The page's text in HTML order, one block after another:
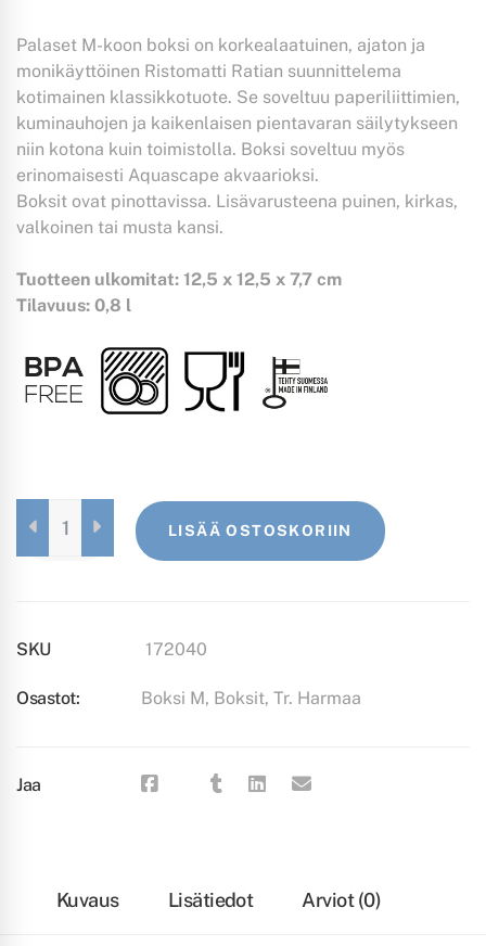
Palaset M-koon boksi on korkealaatuinen, ajaton ja
monikäyttöinen Ristomatti Ratian suunnittelema
kotimainen klassikkotuote. Se soveltuu paperiliittimien,
kuminauhojen ja kaikenlaisen pientavaran säilytykseen
niin kotona kuin toimistolla. Boksi soveltuu myös
erinomaisesti Aquascape akvaarioksi.
Boksit ovat pinottavissa. Lisävarusteena puinen, kirkas,
valkoinen tai musta kansi.
Tuotteen ulkomitat: 12,5 x 12,5 x 7,7 cm
Tilavuus: 0,8 l
TRANSPARENTTI
LISÄÄ OSTOSKORIIN
SKU 172040
Osastot: Boksi M, Boksit, Tr. Harmaa
Jaa
Kuvaus Lisätiedot Arviot (0)